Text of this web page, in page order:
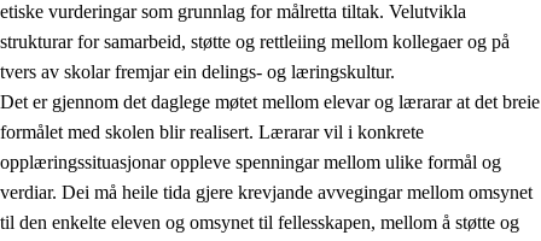
etiske vurderingar som grunnlag for målretta tiltak. Velutvikla
strukturar for samarbeid, støtte og rettleiing mellom kollegaer og på
tvers av skolar fremjar ein delings- og læringskultur.
Det er gjennom det daglege møtet mellom elevar og lærarar at det breie
formålet med skolen blir realisert. Lærarar vil i konkrete
opplæringssituasjonar oppleve spenningar mellom ulike formål og
verdiar. Dei må heile tida gjere krevjande avvegingar mellom omsynet
til den enkelte eleven og omsynet til fellesskapen, mellom å støtte og